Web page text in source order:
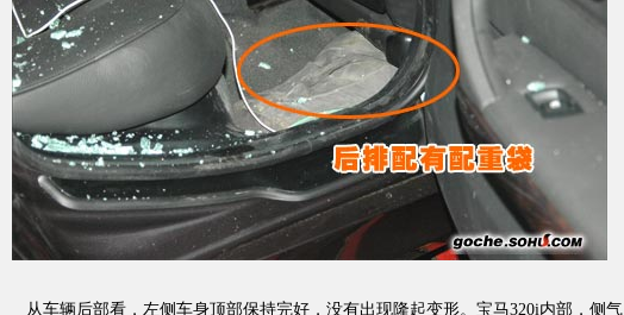
从车辆后部看，左侧车身顶部保持完好，没有出现隆起变形。宝马320i内部，侧气